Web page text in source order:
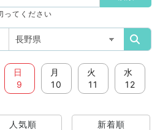
ってください
日
9
月
10
火
11
水
12
人気順 新着順